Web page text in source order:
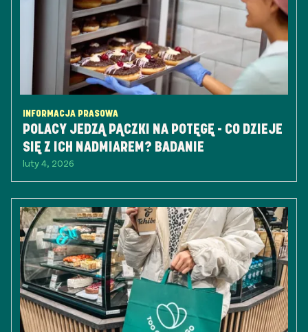
INFORMACJA PRASOWA
POLACY JEDZĄ PĄCZKI NA POTĘGĘ - CO DZIEJE
SIĘ Z ICH NADMIAREM? BADANIE
luty 4, 2026